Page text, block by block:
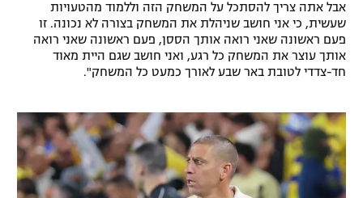
אבל אתה צריך להסתכל על המשחק הזה וללמוד מהטעויות
שעשית, כי אני חושב שניהלת את המשחק בצורה לא נכונה. זו
פעם ראשונה שאני רואה אותך הססן, פעם ראשונה שאני רואה
אותך עוצר את המשחק כל רגע, ואני חושב שגם היית מאוד
חד-צדדי לטובת באר שבע לאורך כמעט כל המשחק".